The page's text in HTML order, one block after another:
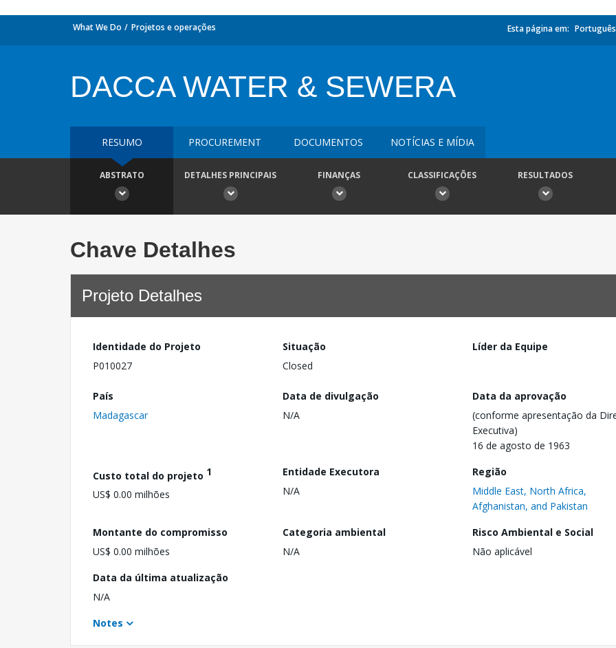
What We Do Projetos e operações Esta página em: Português
DACCA WATER & SEWERA
RESUMO PROCUREMENT DOCUMENTOS NOTÍCIAS E MÍDIA
ABSTRATO DETALHES PRINCIPAIS FINANÇAS CLASSIFICAÇÕES RESULTADOS
Chave Detalhes
Projeto Detalhes
Identidade do Projeto
P010027
Situação
Closed
Líder da Equipe
País
Madagascar
Data de divulgação
N/A
Data da aprovação
(conforme apresentação da
Executiva)
16 de agosto de 1963
Custo total do projeto 1
US$ 0.00 milhões
Entidade Executora
N/A
Região
Middle East, North Africa,
Afghanistan, and Pakistan
Montante do compromisso
US$ 0.00 milhões
Categoria ambiental
N/A
Risco Ambiental e Social
Não aplicável
Data da última atualização
N/A
Notes